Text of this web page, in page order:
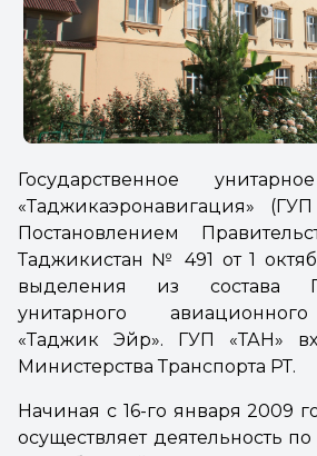
Государственное
«Таджикаэронавигация»
Постановлением
Таджикистан № 491 от 1
выделения из состава
унитарного
«Таджик Эйр». ГУП «ТАН»
Министерства Транспорта РТ.
Начиная с 16-го января 2009
осуществляет деятельность